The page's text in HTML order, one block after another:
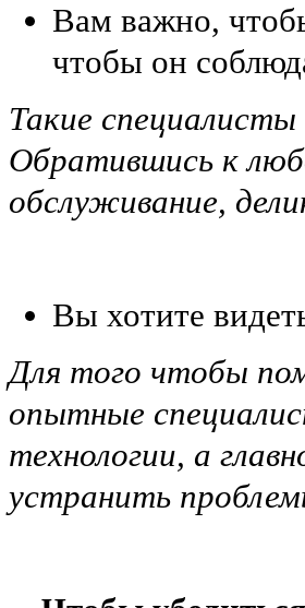
Вам важно,
чтобы он
Такие
Обратившись к
обслуживание,
Вы хотите
Для того чтобы
опытные
технологии, а
устранить